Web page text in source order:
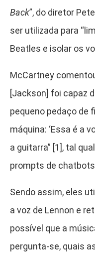
Back”, do diretor
ser utilizada para
Beatles e isolar os
McCartney
[Jackson] foi capaz
pequeno pedaço de
máquina: ‘Essa é a
a guitarra” [1], tal
prompts de
Sendo assim, eles
a voz de Lennon e
possível que a
pergunta-se, quais